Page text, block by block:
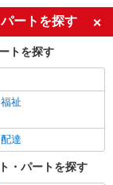
ートを探す
トを探す
祉
達
・パートを探す